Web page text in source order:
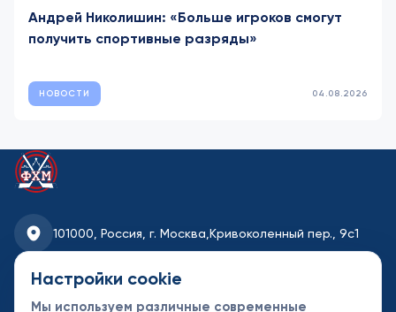
Андрей Николишин: «Больше игроков смогут
получить спортивные разряды»
НОВОСТИ 04.08.2026
101000, Россия, г. Москва, Кривоколенный пер., 9с1
fhmoscow@mail.ru
Настройки cookie
Мы используем различные современные